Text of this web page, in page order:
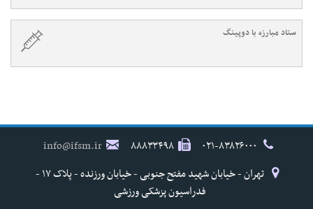
ستاد مبارزه با دوپینگ
۸۸۸۳۳۴۹۸
info@ifsm.ir
تهران - خیابان شهید مفتح جنوبی - خیابان ورزنده - پلاک ۱۷ -
فدراسیون پزشکی ورزشی